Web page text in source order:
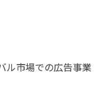
ル市場での広告事業